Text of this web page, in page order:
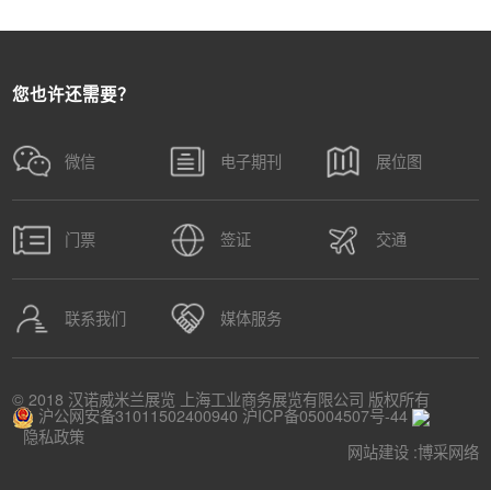
您也许还需要？
微信 电子期刊 展位图
门票 签证 交通
联系我们 媒体服务
© 2018 汉诺威米兰展览 上海工业商务展览有限公司 版权所有
沪公网安备31011502400940 沪ICP备05004507号-44
隐私政策
网站建设 :博采网络